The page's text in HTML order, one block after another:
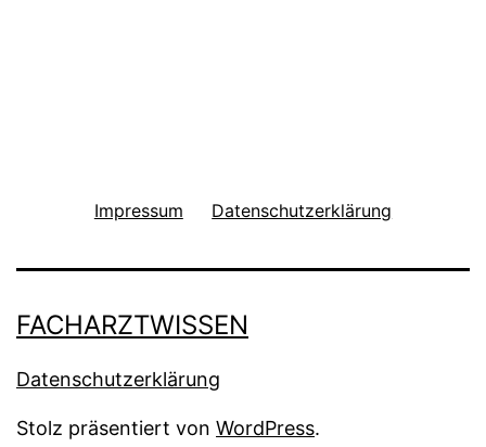
Impressum Datenschutzerklärung
FACHARZTWISSEN
Datenschutzerklärung
Stolz präsentiert von WordPress.